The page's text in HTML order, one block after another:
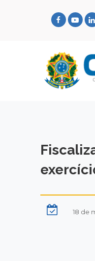
18 de